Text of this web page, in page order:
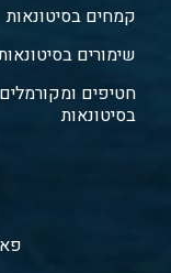
קמחים בסיטונאות
שימורים
חטיפים ומקורמלים
בסיטונאות